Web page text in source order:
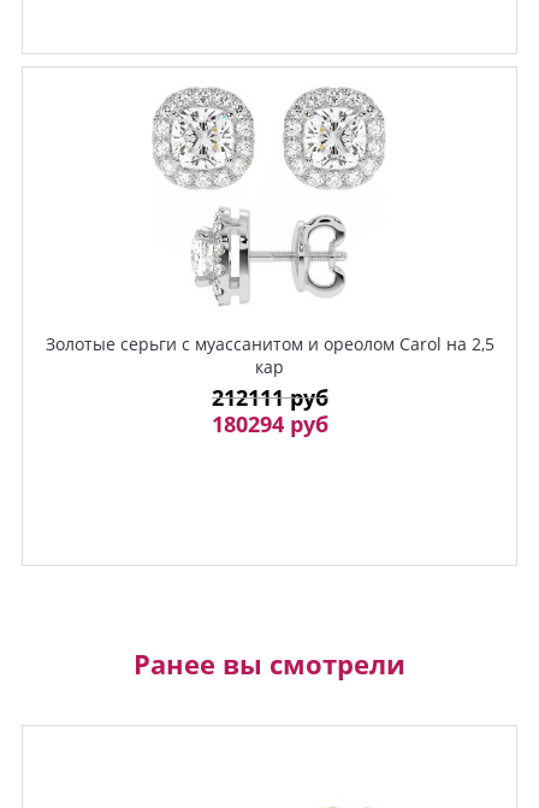
Золотые серьги с муассанитом и ореолом Carol на 2,5
кар
212111 руб
180294 руб
Ранее вы смотрели